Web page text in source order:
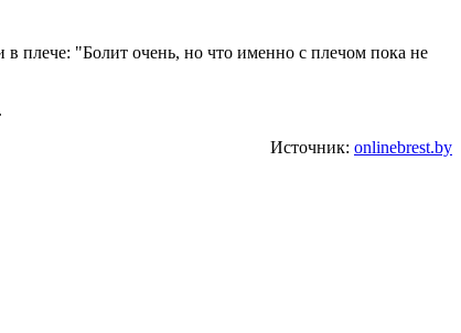
в плече: "Болит очень, но что именно с плечом пока не
Источник: onlinebrest.by